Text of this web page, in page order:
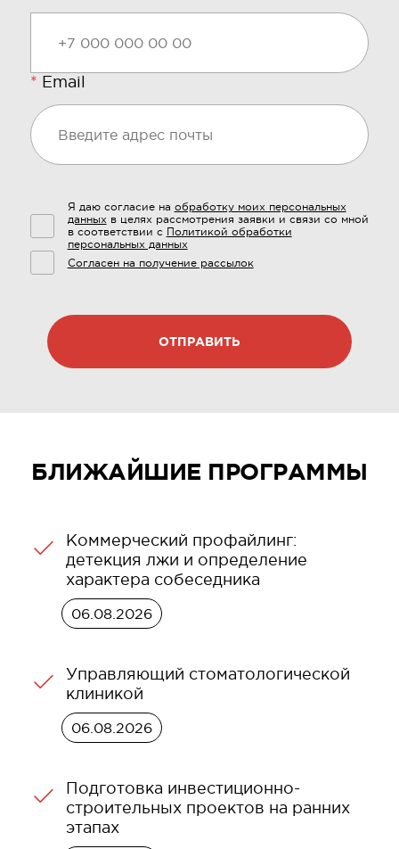
* Email
Я даю согласие на обработку моих персональных
данныхв целях рассмотрения заявки и связи со мной
в соответствии с Политикой обработки
персональных данных
Согласен на получение рассылок
ОТПРАВИТЬ
БЛИЖАЙШИЕ ПРОГРАММЫ
Коммерческий профайлинг:
детекция лжи и определение
характера собеседника
06.08.2026
Управляющий стоматологической
клиникой
06.08.2026
Подготовка инвестиционно-
строительных проектов на ранних
этапах